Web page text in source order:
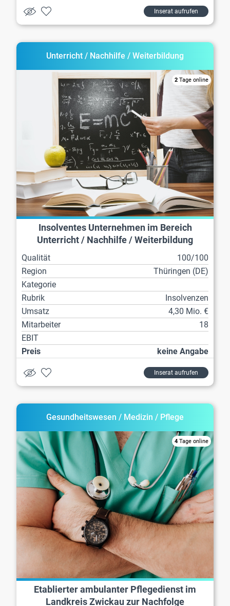
Inserat aufrufen
Unterricht / Nachhilfe / Weiterbildung
2 Tage online
Insolventes Unternehmen im Bereich
Unterricht / Nachhilfe / Weiterbildung
Qualität
100/100
Region
Thüringen (DE)
Kategorie
Rubrik
Insolvenzen
Umsatz
4,30 Mio. €
Mitarbeiter
18
EBIT
Preis
keine Angabe
Inserat aufrufen
Gesundheitswesen / Medizin / Pflege
4 Tage online
Etablierter ambulanter Pflegedienst im
Landkreis Zwickau zur Nachfolge